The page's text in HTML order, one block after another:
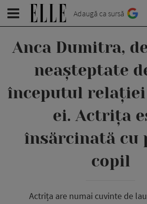
Adaugă ca sursă
Anca Dumitra,
neașteptate
începutul
ei. Actrița
însărcinată cu
copil
Actrița are numai cuvinte de